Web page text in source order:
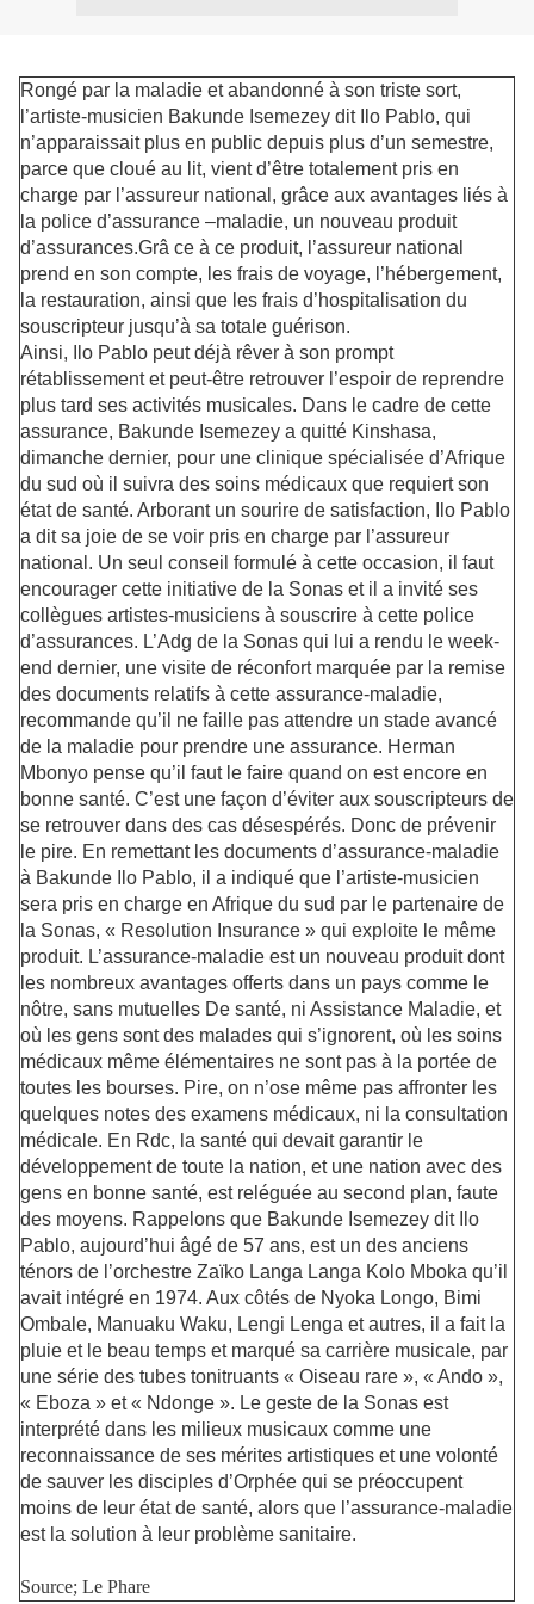
Rongé par la maladie et abandonné à son triste sort,
l’artiste-musicien Bakunde Isemezey dit Ilo Pablo, qui
n’apparaissait plus en public depuis plus d’un semestre,
parce que cloué au lit, vient d’être totalement pris en
charge par l’assureur national, grâce aux avantages liés à
la police d’assurance –maladie, un nouveau produit
d’assurances.Grâ ce à ce produit, l’assureur national
prend en son compte, les frais de voyage, l’hébergement,
la restauration, ainsi que les frais d’hospitalisation du
souscripteur jusqu’à sa totale guérison.
Ainsi, Ilo Pablo peut déjà rêver à son prompt
rétablissement et peut-être retrouver l’espoir de reprendre
plus tard ses activités musicales. Dans le cadre de cette
assurance, Bakunde Isemezey a quitté Kinshasa,
dimanche dernier, pour une clinique spécialisée d’Afrique
du sud où il suivra des soins médicaux que requiert son
état de santé. Arborant un sourire de satisfaction, Ilo Pablo
a dit sa joie de se voir pris en charge par l’assureur
national. Un seul conseil formulé à cette occasion, il faut
encourager cette initiative de la Sonas et il a invité ses
collègues artistes-musiciens à souscrire à cette police
d’assurances. L’Adg de la Sonas qui lui a rendu le week-
end dernier, une visite de réconfort marquée par la remise
des documents relatifs à cette assurance-maladie,
recommande qu’il ne faille pas attendre un stade avancé
de la maladie pour prendre une assurance. Herman
Mbonyo pense qu’il faut le faire quand on est encore en
bonne santé. C’est une façon d’éviter aux souscripteurs de
se retrouver dans des cas désespérés. Donc de prévenir
le pire. En remettant les documents d’assurance-maladie
à Bakunde Ilo Pablo, il a indiqué que l’artiste-musicien
sera pris en charge en Afrique du sud par le partenaire de
la Sonas, « Resolution Insurance » qui exploite le même
produit. L’assurance-maladie est un nouveau produit dont
les nombreux avantages offerts dans un pays comme le
nôtre, sans mutuelles De santé, ni Assistance Maladie, et
où les gens sont des malades qui s’ignorent, où les soins
médicaux même élémentaires ne sont pas à la portée de
toutes les bourses. Pire, on n’ose même pas affronter les
quelques notes des examens médicaux, ni la consultation
médicale. En Rdc, la santé qui devait garantir le
développement de toute la nation, et une nation avec des
gens en bonne santé, est reléguée au second plan, faute
des moyens. Rappelons que Bakunde Isemezey dit Ilo
Pablo, aujourd’hui âgé de 57 ans, est un des anciens
ténors de l’orchestre Zaïko Langa Langa Kolo Mboka qu’il
avait intégré en 1974. Aux côtés de Nyoka Longo, Bimi
Ombale, Manuaku Waku, Lengi Lenga et autres, il a fait la
pluie et le beau temps et marqué sa carrière musicale, par
une série des tubes tonitruants « Oiseau rare », « Ando »,
« Eboza » et « Ndonge ». Le geste de la Sonas est
interprété dans les milieux musicaux comme une
reconnaissance de ses mérites artistiques et une volonté
de sauver les disciples d’Orphée qui se préoccupent
moins de leur état de santé, alors que l’assurance-maladie
est la solution à leur problème sanitaire.
Source; Le Phare